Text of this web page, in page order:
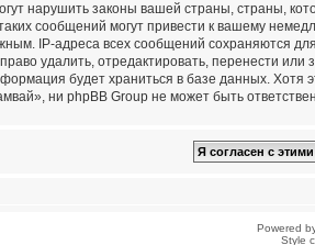
нарушить законы вашей страны, страны,
сообщений могут привести к вашему
IP-адреса всех сообщений сохраняются
удалить, отредактировать, перенести
будет храниться в базе данных.
ни phpBB Group не может быть
Powered
Style